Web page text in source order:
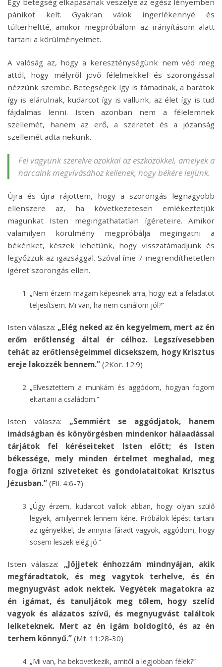
Egy betegség elkapásának veszélye az egész lényemben
pánikot kelt. Gyakran válok ingerlékennyé és
túlterheltté, amikor megpróbálom az irányításom alatt
tartani a körülményeimet.
A valóság az, hogy a kereszténységünk nem véd meg
attól, hogy mélyről jövő félelmekkel és szorongással
nézzünk szembe. Betegségek így is támadnak, a barátok
így is elárulnak, kudarcot így is vallunk, az élet így is tud
fájdalmas lenni. Isten azonban nem a félelemnek
szellemét, hanem az erő, a szeretet és a józanság
szellemét adta nekünk.
Fel vagyunk szerelve azokkal az eszközökkel, amelyek a
harcaink megvívásához kellenek, hogy békére leljünk.
Újra és újra rájöttem, hogy a szorongás legnagyobb
ellenszere az, ha következetesen emlékeztetjük
magunkat Isten megingathatatlan ígéreteire. Amikor
valamilyen körülmény megpróbálja megingatni a
békénket, készek lehetünk, hogy visszatámadjunk és
legyőzzük az igazsággal. Szóval íme 7 megrendíthetetlen
ígéret szorongás ellen.
„Nem érzem magam képesnek arra, hogy ezt a feladatot
teljesítsem. Mi van, ha nem csinálom jól?”
Isten válasza: „Elég neked az én kegyelmem, mert az én
erőm erőtlenség által ér célhoz. Legszívesebben
tehát az erőtlenségeimmel dicsekszem, hogy Krisztus
ereje lakozzék bennem.” (2Kor. 12:9)
„Elvesztettem a munkám és aggódom, hogyan fogom
eltartani a családom.”
Isten válasza: „Semmiért se aggódjatok, hanem
imádságban és könyörgésben mindenkor hálaadással
tárjátok fel kéréseiteket Isten előtt; és Isten
békessége, mely minden értelmet meghalad, meg
fogja őrizni szíveteket és gondolataitokat Krisztus
Jézusban.” (Fil. 4:6-7)
„Úgy érzem, kudarcot vallok abban, hogy olyan szülő
legyek, amilyennek lennem kéne. Próbálok lépést tartani
az igényekkel, de annyira fáradt vagyok, aggódom, hogy
sosem leszek elég jó.”
Isten válasza: „Jöjjetek énhozzám mindnyájan, akik
megfáradtatok, és meg vagytok terhelve, és én
megnyugvást adok nektek. Vegyétek magatokra az
én igámat, és tanuljátok meg tőlem, hogy szelíd
vagyok és alázatos szívű, és megnyugvást találtok
lelketeknek. Mert az én igám boldogító, és az én
terhem könnyű.” (Mt. 11:28-30)
„Mi van, ha bekövetkezik, amitől a legjobban félek?”